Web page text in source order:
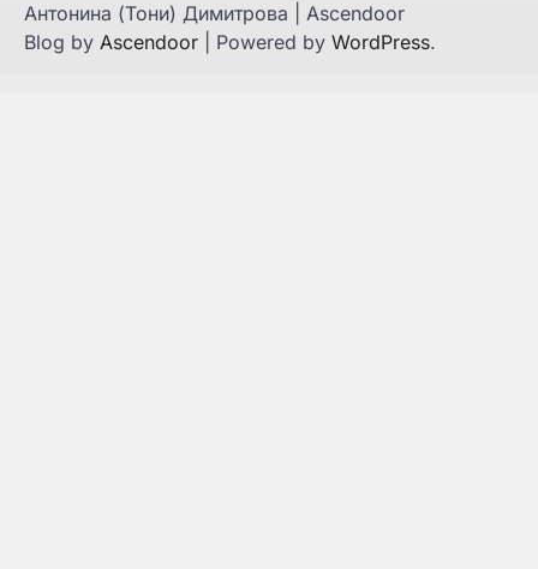
Антонина (Тони) Димитрова | Ascendoor
Blog by Ascendoor | Powered by WordPress.